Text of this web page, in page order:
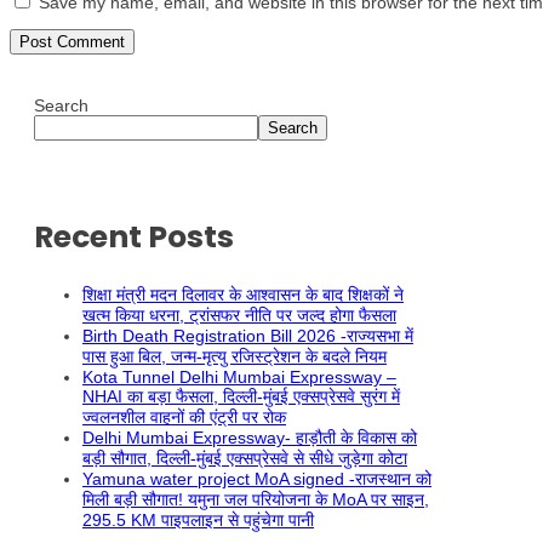
Search
Search
Recent Posts
शिक्षा मंत्री मदन दिलावर के आश्वासन के बाद शिक्षकों ने
खत्म किया धरना, ट्रांसफर नीति पर जल्द होगा फैसला
Birth Death Registration Bill 2026 -राज्यसभा में
पास हुआ बिल, जन्म-मृत्यु रजिस्ट्रेशन के बदले नियम
Kota Tunnel Delhi Mumbai Expressway –
NHAI का बड़ा फैसला, दिल्ली-मुंबई एक्सप्रेसवे सुरंग में
ज्वलनशील वाहनों की एंट्री पर रोक
Delhi Mumbai Expressway- हाड़ौती के विकास को
बड़ी सौगात, दिल्ली-मुंबई एक्सप्रेसवे से सीधे जुड़ेगा कोटा
Yamuna water project MoA signed -राजस्थान को
मिली बड़ी सौगात! यमुना जल परियोजना के MoA पर साइन,
295.5 KM पाइपलाइन से पहुंचेगा पानी